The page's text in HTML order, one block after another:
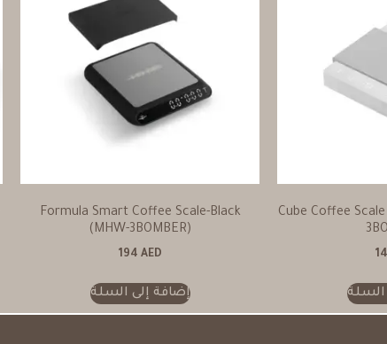
Cube Coffee
السلة
Formula Smart Coffee Scale-Black
(MHW-3BOMBER)
194 AED
إضافة إلى السلة